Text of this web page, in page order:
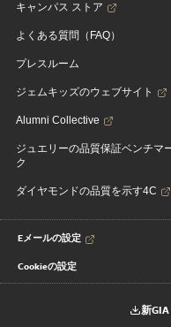
キャンパス ストア
よくある質問（FAQ）
プレスルーム
ジェムキッズのウェブサイト
Alumni Collective
ジュエリーの品質保証ベンチマ
ク
ダイヤモンドの品質を示す4C
Eメールの設定
Cookieの設定
新